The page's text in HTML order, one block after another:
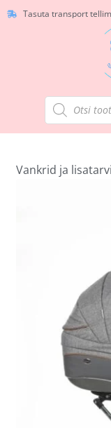
Tasuta transport
Vankrid ja